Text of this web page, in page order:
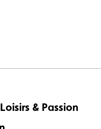
Loisirs & Passion